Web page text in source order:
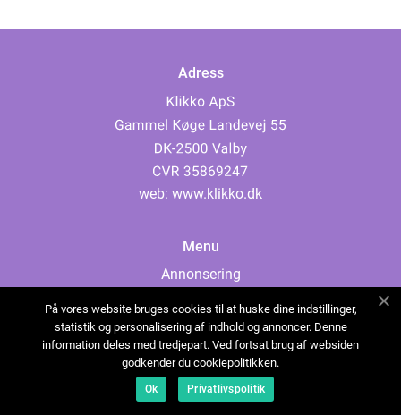
Adress
web: www.klikko.dk
Menu
Annonsering
Cookies
Kontakta oss
Sitemap
På vores website bruges cookies til at huske dine indstillinger,
statistik og personalisering af indhold og annoncer. Denne
information deles med tredjepart. Ved fortsat brug af websiden
godkender du cookiepolitikken.
Ok Privatlivspolitik